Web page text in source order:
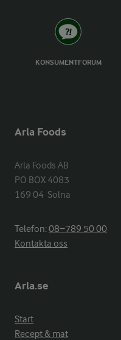
KONSUMENTFORUM
Arla Foods
Arla Foods AB
PO BOX 4083
169 04  Solna
Telefon:08−789 50 00
Kontakta oss
Arla.se
Start
Recept & mat